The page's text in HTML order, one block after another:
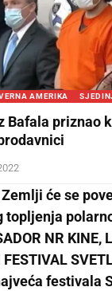
AMERIKA
Bafala priznao
Zemlji će se
topljenja
NR KINE,
FESTIVAL
festivala